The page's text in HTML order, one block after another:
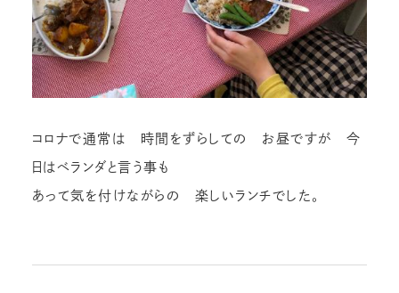
コロナで通常は 時間をずらしての お昼ですが 今
日はベランダと言う事も
あって気を付けながらの 楽しいランチでした。